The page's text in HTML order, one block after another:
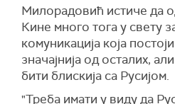
Милорадовић истиче да
Кине много тога у свету
комуникација која
значајнија од осталих,
бити блискија са Русијом.
"Треба имати у виду да